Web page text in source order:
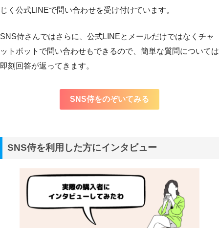
じく公式LINEで問い合わせを受け付けています。
SNS侍さんではさらに、公式LINEとメールだけではなくチャ
ットボットで問い合わせもできるので、簡単な質問については
即刻回答が返ってきます。
SNS侍をのぞいてみる
SNS侍を利用した方にインタビュー